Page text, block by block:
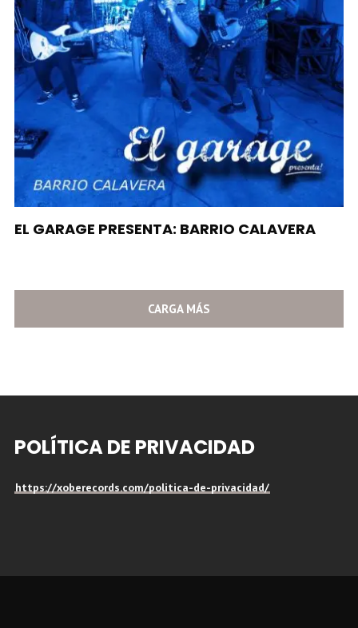
EL GARAGE PRESENTA: BARRIO CALAVERA
CARGA MÁS
POLÍTICA DE PRIVACIDAD
https://xoberecords.com/politica-de-privacidad/